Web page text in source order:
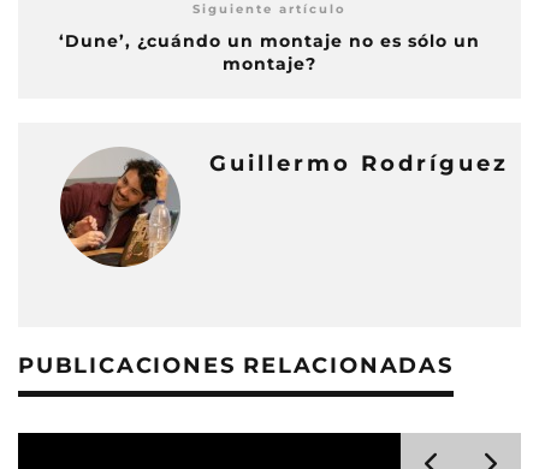
Siguiente artículo
‘Dune’, ¿cuándo un montaje no es sólo un
montaje?
Guillermo Rodríguez
PUBLICACIONES RELACIONADAS